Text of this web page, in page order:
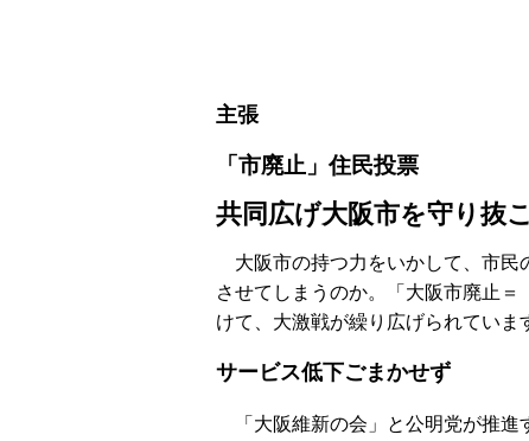
主張
「市廃止」住民投票
共同広げ大阪市を守り抜
大阪市の持つ力をいかして、市民
させてしまうのか。「大阪市廃止
けて、大激戦が繰り広げられていま
サービス低下ごまかせず
「大阪維新の会」と公明党が推進